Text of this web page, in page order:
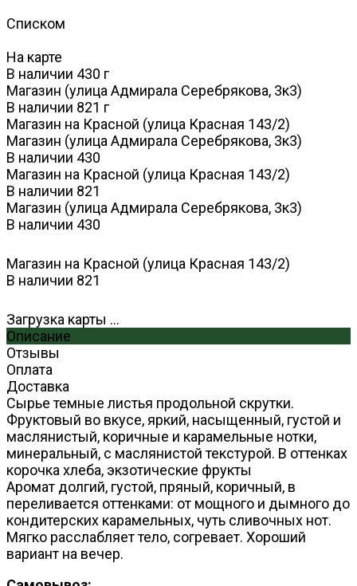
Списком
На карте
В наличии 430 г
Магазин (улица Адмирала Серебрякова, 3к3)
В наличии 821 г
Магазин на Красной (улица Красная 143/2)
Магазин (улица Адмирала Серебрякова, 3к3)
В наличии 430
Магазин на Красной (улица Красная 143/2)
В наличии 821
Магазин (улица Адмирала Серебрякова, 3к3)
В наличии 430
Магазин на Красной (улица Красная 143/2)
В наличии 821
Загрузка карты ...
Описание
Отзывы
Оплата
Доставка
Сырье темные листья продольной скрутки.
Фруктовый во вкусе, яркий, насыщенный, густой и
маслянистый, коричные и карамельные нотки,
минеральный, с маслянистой текстурой. В оттенках
корочка хлеба, экзотические фрукты
Аромат долгий, густой, пряный, коричный, в
переливается оттенками: от мощного и дымного до
кондитерских карамельных, чуть сливочных нот.
Мягко расслабляет тело, согревает. Хороший
вариант на вечер.